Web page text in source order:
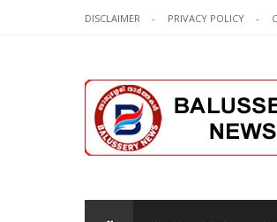
DISCLAIMER PRIVACY POLICY